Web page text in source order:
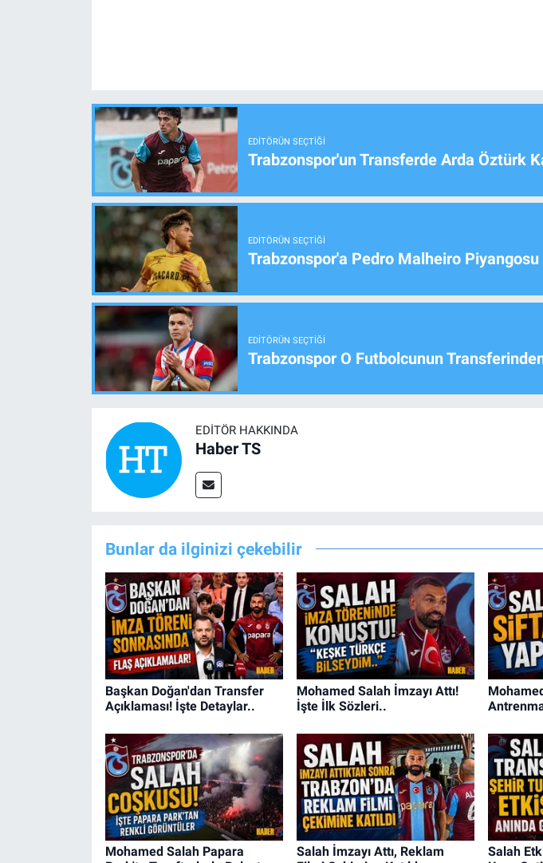
EDITÖRÜN SEÇTIĞI
Trabzonspor'un Transferde Arda Öztürk
EDITÖRÜN SEÇTIĞI
Trabzonspor'a Pedro Malheiro
EDITÖRÜN SEÇTIĞI
Trabzonspor O Futbolcunun
EDITÖR HAKKINDA
Haber TS
Bunlar da ilginizi çekebilir
Başkan Doğan'dan Transfer
Açıklaması! İşte Detaylar..
Mohamed Salah İmzayı Attı!
İşte İlk Sözleri..
Mohamed Salah Papara
Salah İmzayı Attı, Reklam
Salah